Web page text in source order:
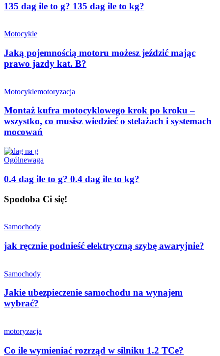
135 dag ile to g? 135 dag ile to kg?
Motocykle
Jaką pojemnością motoru możesz jeździć mając
prawo jazdy kat. B?
Motocyklemotoryzacja
Montaż kufra motocyklowego krok po kroku –
wszystko, co musisz wiedzieć o stelażach i systemach
mocowań
Ogólnewaga
0.4 dag ile to g? 0.4 dag ile to kg?
Spodoba Ci się!
Samochody
jak ręcznie podnieść elektryczną szybę awaryjnie?
Samochody
Jakie ubezpieczenie samochodu na wynajem
wybrać?
motoryzacja
Co ile wymieniać rozrząd w silniku 1.2 TCe?